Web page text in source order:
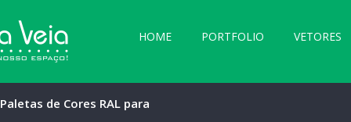
HOME PORTFOLIO VETORES
Paletas de Cores RAL para